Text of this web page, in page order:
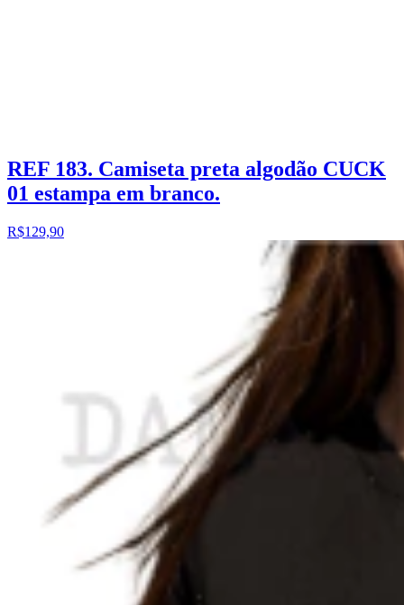
REF 183. Camiseta preta algodão CUCK
01 estampa em branco.
R$129,90